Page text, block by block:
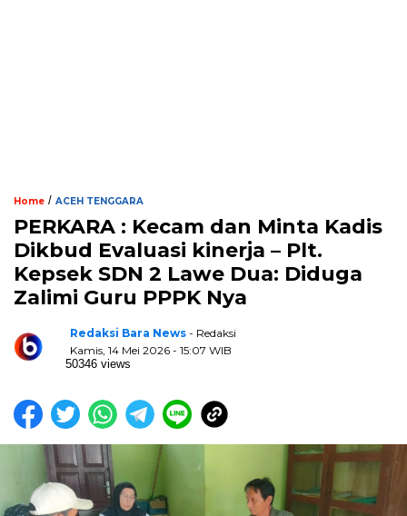
Home / ACEH TENGGARA
PERKARA : Kecam dan Minta Kadis
Dikbud Evaluasi kinerja – Plt.
Kepsek SDN 2 Lawe Dua: Diduga
Zalimi Guru PPPK Nya
Redaksi Bara News - Redaksi
Kamis, 14 Mei 2026 - 15:07 WIB
50346 views